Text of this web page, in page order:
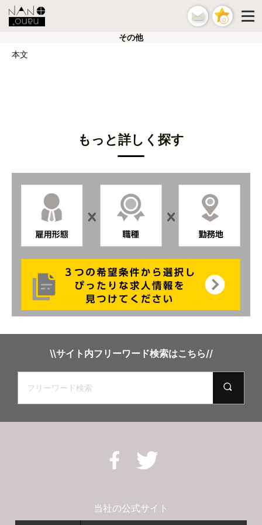
0
その他
本文
もっと詳しく探す
\\サイト内フリーワード検索はこちら//
当社の公式サイト